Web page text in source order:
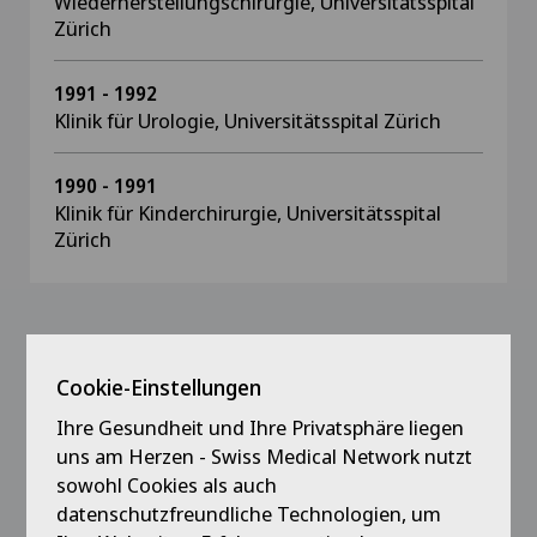
Zürich
1991 - 1992
Klinik für Urologie, Universitätsspital Zürich
1990 - 1991
Klinik für Kinderchirurgie, Universitätsspital
Zürich
Schweizerische Belegarzt Vereinigung, SBV
Schweizerische Gesellschaft für Chirurgie, SGC
Verbindung der Schweizer Ärztinnen und Ärzte,
Cookie-Einstellungen
Ihre Gesundheit und Ihre Privatsphäre liegen
uns am Herzen - Swiss Medical Network nutzt
sowohl Cookies als auch
datenschutzfreundliche Technologien, um